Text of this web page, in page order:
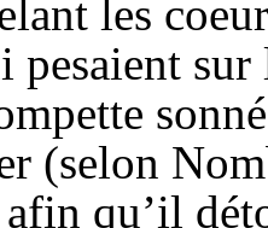
les
pesaient
(selon
qu’il